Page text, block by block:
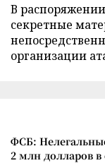
В
секретные
организации
ФСБ:
2 млн долларов в